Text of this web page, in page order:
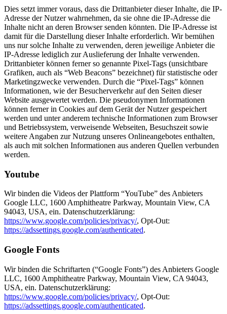
Dies setzt immer voraus, dass die Drittanbieter dieser Inhalte, die IP-
Adresse der Nutzer wahrnehmen, da sie ohne die IP-Adresse die
Inhalte nicht an deren Browser senden könnten. Die IP-Adresse ist
damit für die Darstellung dieser Inhalte erforderlich. Wir bemühen
uns nur solche Inhalte zu verwenden, deren jeweilige Anbieter die
IP-Adresse lediglich zur Auslieferung der Inhalte verwenden.
Drittanbieter können ferner so genannte Pixel-Tags (unsichtbare
Grafiken, auch als “Web Beacons” bezeichnet) für statistische oder
Marketingzwecke verwenden. Durch die “Pixel-Tags” können
Informationen, wie der Besucherverkehr auf den Seiten dieser
Website ausgewertet werden. Die pseudonymen Informationen
können ferner in Cookies auf dem Gerät der Nutzer gespeichert
werden und unter anderem technische Informationen zum Browser
und Betriebssystem, verweisende Webseiten, Besuchszeit sowie
weitere Angaben zur Nutzung unseres Onlineangebotes enthalten,
als auch mit solchen Informationen aus anderen Quellen verbunden
werden.
Youtube
Wir binden die Videos der Plattform “YouTube” des Anbieters
Google LLC, 1600 Amphitheatre Parkway, Mountain View, CA
94043, USA, ein. Datenschutzerklärung:
https://www.google.com/policies/privacy/, Opt-Out:
https://adssettings.google.com/authenticated.
Google Fonts
Wir binden die Schriftarten (“Google Fonts”) des Anbieters Google
LLC, 1600 Amphitheatre Parkway, Mountain View, CA 94043,
USA, ein. Datenschutzerklärung:
https://www.google.com/policies/privacy/, Opt-Out:
https://adssettings.google.com/authenticated.